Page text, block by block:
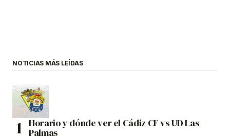
NOTICIAS MÁS LEÍDAS
Horario y dónde ver el Cádiz CF vs UD Las
Palmas